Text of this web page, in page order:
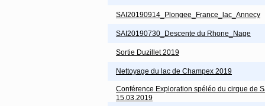
SAI20190914_Plongee_France_lac_Annecy
SAI20190730_Descente du Rhone_Nage
Sortie Duzillet 2019
Nettoyage du lac de Champex 2019
Conférence Exploration spéléo du cirque de
15.03.2019